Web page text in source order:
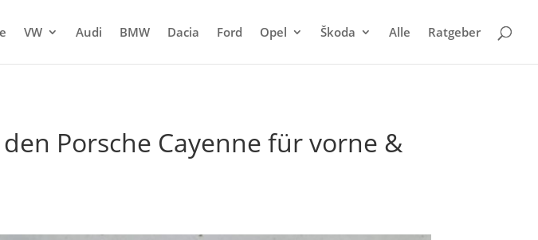
VW Audi BMW Dacia Ford Opel Škoda Alle Ratgeber
Porsche Cayenne für vorne &